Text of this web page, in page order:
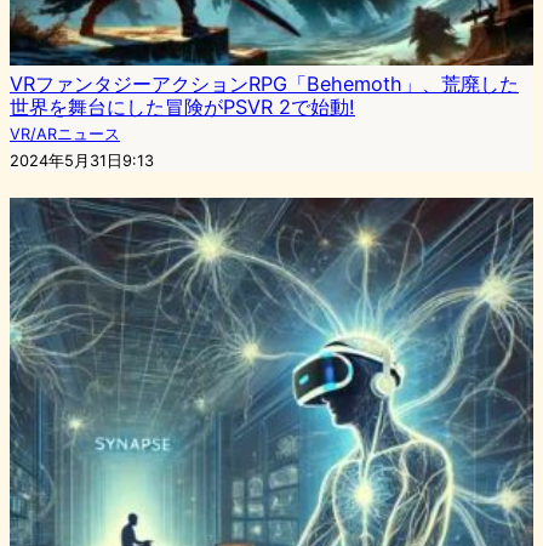
VRファンタジーアクションRPG「Behemoth」、荒廃した
世界を舞台にした冒険がPSVR 2で始動!
VR/ARニュース
2024年5月31日9:13